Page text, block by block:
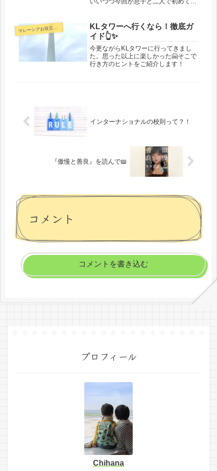
マ
レーシアお役立ち情報
KLタワーへ行くなら！徹底ガ
イド👆✨
今更ながらKLタワーに行ってきまし
た。思った以上に楽しかった🤗そこで
行き方のヒントをご紹介します！
インターナショナルの校則って？！
『傲慢と善良』を読んで📖
コメント
コメントを書き込む
プロフィール
Chihana